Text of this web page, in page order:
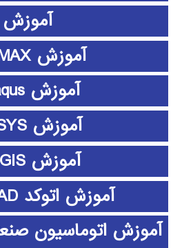
آموزش
آموزش 3D MAX
آموزش abaqus
آموزش ANSYS
آموزش ArcGIS
آموزش اتوکد AUTOCAD